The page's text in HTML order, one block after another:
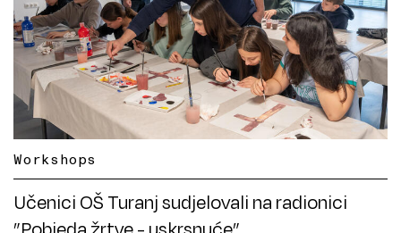
Workshops
Učenici OŠ Turanj sudjelovali na radionici